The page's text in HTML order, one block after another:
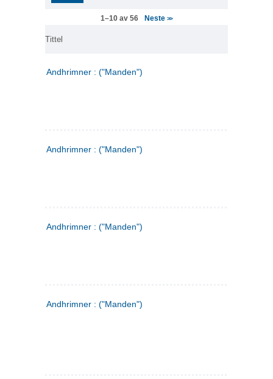
1–10 av 56 Neste>>
Tittel
Andhrimner : ("Manden")
Andhrimner : ("Manden")
Andhrimner : ("Manden")
Andhrimner : ("Manden")